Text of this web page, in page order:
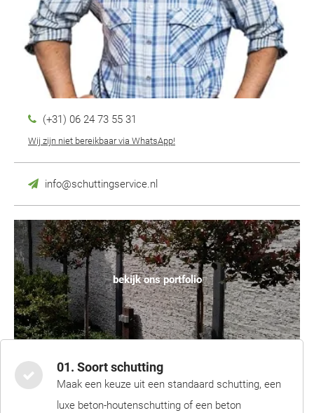
(+31) 06 24 73 55 31
Wij zijn niet bereikbaar via WhatsApp!
info@schuttingservice.nl
bekijk ons portfolio
01. Soort schutting
Maak een keuze uit een standaard schutting, een
luxe beton-houtenschutting of een beton